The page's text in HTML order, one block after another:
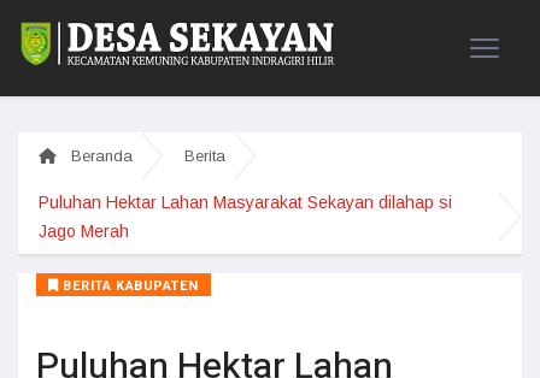
Beranda Berita
Puluhan Hektar Lahan Masyarakat Sekayan dilahap si
Jago Merah
BERITA KABUPATEN
Puluhan Hektar Lahan